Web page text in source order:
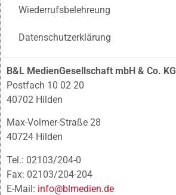
Wiederrufsbelehreung
Datenschutzerklärung
B&L MedienGesellschaft mbH & Co. KG
Postfach 10 02 20
40702 Hilden
Max-Volmer-Straße 28
40724 Hilden
Tel.: 02103/204-0
Fax: 02103/204-204
E-Mail: info@blmedien.de